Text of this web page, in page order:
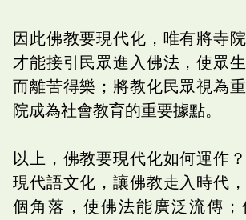
因此佛教要現代化，唯有將寺
才能接引民眾進入佛法，使眾
而離苦得樂；將教化民眾視為
院成為社會教育的重要據點。
以上，佛教要現代化如何運作
現代語文化，讓佛教走入時代
個角落，使佛法能廣泛流傳；